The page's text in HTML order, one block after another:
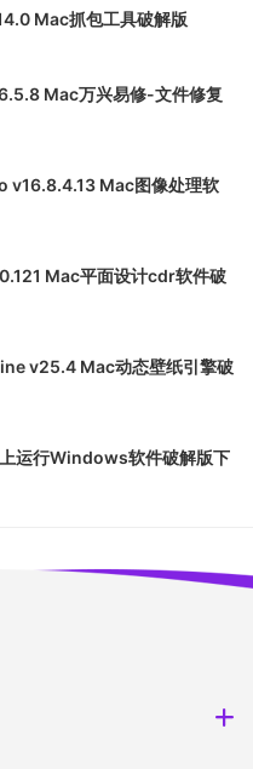
Mac抓包工具破解版
Mac万兴易修-文件修复
v16.8.4.13 Mac图像处理软
Mac平面设计cdr软件破
v25.4 Mac动态壁纸引擎破
运行Windows软件破解版下